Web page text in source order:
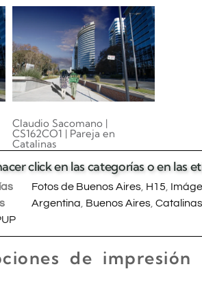
Claudio Sacomano |
CS162CO1 | Pareja en
Catalinas
Añadir al carrito
click en las categorías o en las
Fotos de Buenos Aires, H15,
Argentina, Buenos Aires, Catalinas
de impresión